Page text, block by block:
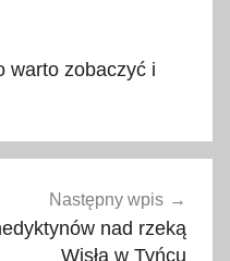
warto zobaczyć i
Następny wpis
nad rzeką
Wisłą w Tyńcu